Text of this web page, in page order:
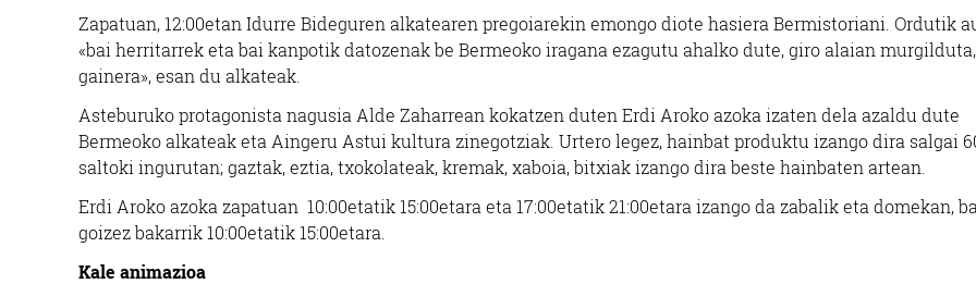
Zapatuan, 12:00etan Idurre Bideguren alkatearen pregoiarekin emongo diote hasiera Bermistoriani. Ordutik
«bai herritarrek eta bai kanpotik datozenak be Bermeoko iragana ezagutu ahalko dute, giro alaian murgilduta,
gainera», esan du alkateak.
Asteburuko protagonista nagusia Alde Zaharrean kokatzen duten Erdi Aroko azoka izaten dela azaldu dute
Bermeoko alkateak eta Aingeru Astui kultura zinegotziak. Urtero legez, hainbat produktu izango dira salgai
saltoki ingurutan; gaztak, eztia, txokolateak, kremak, xaboia, bitxiak izango dira beste hainbaten artean.
Erdi Aroko azoka zapatuan 10:00etatik 15:00etara eta 17:00etatik 21:00etara izango da zabalik eta domekan,
goizez bakarrik 10:00etatik 15:00etara.
Kale animazioa